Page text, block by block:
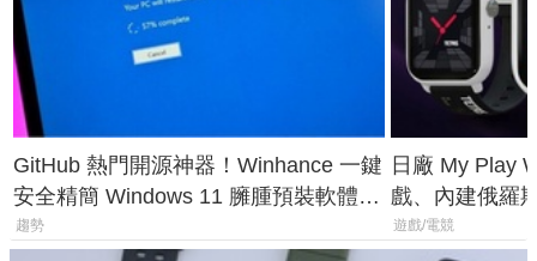
GitHub 熱門開源神器！Winhance 一鍵
安全精簡 Windows 11 臃腫預裝軟體與
後台追蹤
趨勢
日廠 My Play
戲、內建俄羅
過竟然不能連
遊戲/電競